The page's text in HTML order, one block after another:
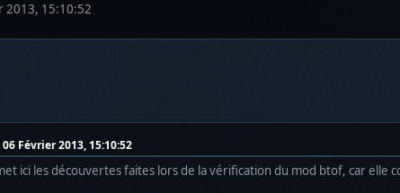
2013, 15:10:52
06 Février 2013, 15:10:52
ici les découvertes faites lors de la vérification du mod btof, car elle